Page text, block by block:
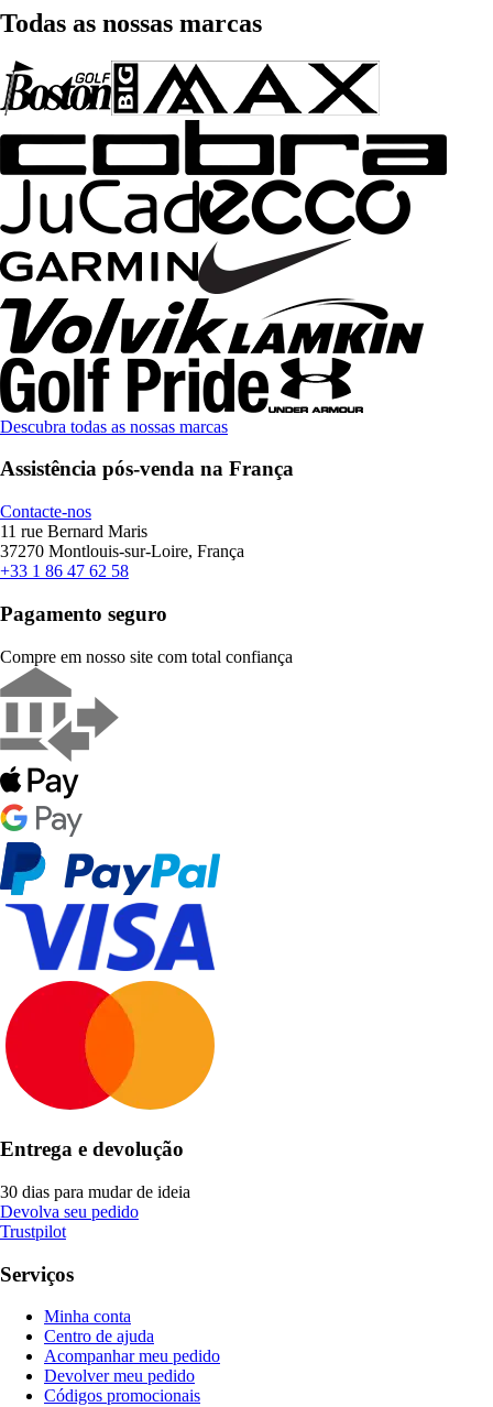
Todas as nossas marcas
Descubra todas as nossas marcas
Assistência pós-venda na França
Contacte-nos
11 rue Bernard Maris
37270 Montlouis-sur-Loire, França
+33 1 86 47 62 58
Pagamento seguro
Compre em nosso site com total confiança
Entrega e devolução
30 dias para mudar de ideia
Devolva seu pedido
Trustpilot
Serviços
Minha conta
Centro de ajuda
Acompanhar meu pedido
Devolver meu pedido
Códigos promocionais